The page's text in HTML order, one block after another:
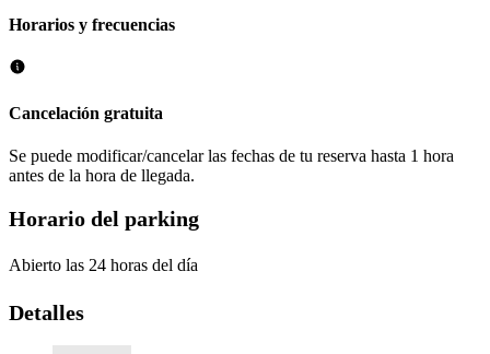
Horarios y frecuencias
Cancelación gratuita
Se puede modificar/cancelar las fechas de tu reserva hasta 1 hora
antes de la hora de llegada.
Horario del parking
Abierto las 24 horas del día
Detalles